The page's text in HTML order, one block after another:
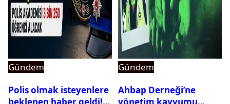
Gündem
Polis olmak isteyenlere
Gündem
Ahbap Derneği’ne